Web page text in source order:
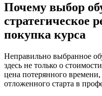
Почему выбор
стратегическое
покупка курса
Неправильно выбранное
здесь не только о
цена потерянного
отложенного старта в